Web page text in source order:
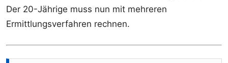
Der 20-Jährige muss nun mit mehreren
Ermittlungsverfahren rechnen.